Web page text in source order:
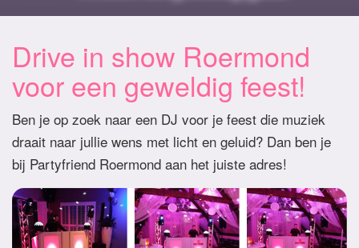
Drive in show Roermond
voor een geweldig feest!
Ben je op zoek naar een DJ voor je feest die muziek
draait naar jullie wens met licht en geluid? Dan ben je
bij Partyfriend Roermond aan het juiste adres!